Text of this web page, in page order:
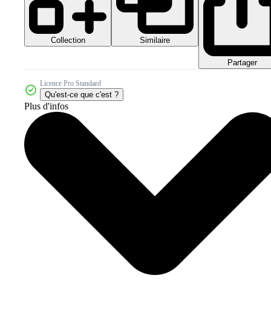
Collection Similaire
Partager
Licence Pro Standard
Qu'est-ce que c'est ?
Plus d'infos